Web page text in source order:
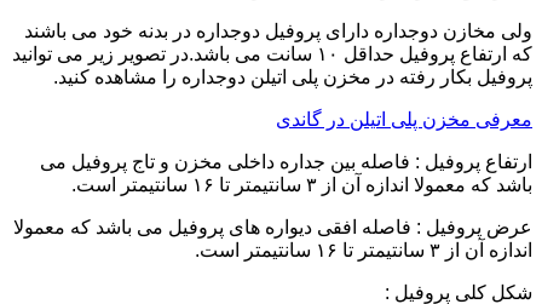
ولی مخازن دوجداره دارای پروفیل دوجداره در بدنه خود می باشند
که ارتفاع پروفیل حداقل ۱۰ سانت می باشد.در تصویر زیر می توانید
پروفیل بکار رفته در مخزن پلی اتیلن دوجداره را مشاهده کنید.
معرفی مخزن پلی اتیلن در گاندی
ارتفاع پروفیل : فاصله بین جداره داخلی مخزن و تاج پروفیل می
باشد که معمولا اندازه آن از ۳ سانتیمتر تا ۱۶ سانتیمتر است.
عرض پروفیل : فاصله افقی دیواره های پروفیل می باشد که معمولا
اندازه آن از ۳ سانتیمتر تا ۱۶ سانتیمتر است.
شکل کلی پروفیل :